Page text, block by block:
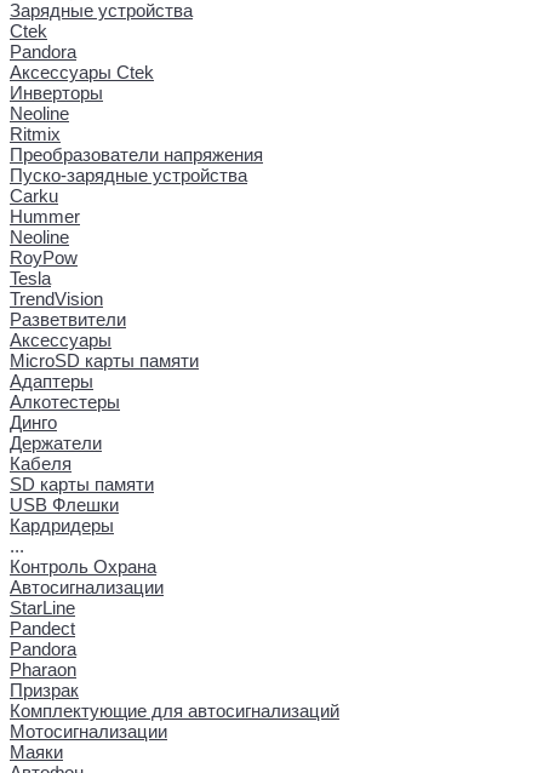
Зарядные устройства
Ctek
Pandora
Аксессуары Ctek
Инверторы
Neoline
Ritmix
Преобразователи напряжения
Пуско-зарядные устройства
Carku
Hummer
Neoline
RoyPow
Tesla
TrendVision
Разветвители
Аксессуары
MicroSD карты памяти
Адаптеры
Алкотестеры
Динго
Держатели
Кабеля
SD карты памяти
USB Флешки
Кардридеры
...
Контроль Охрана
Автосигнализации
StarLine
Pandect
Pandora
Pharaon
Призрак
Комплектующие для автосигнализаций
Мотосигнализации
Маяки